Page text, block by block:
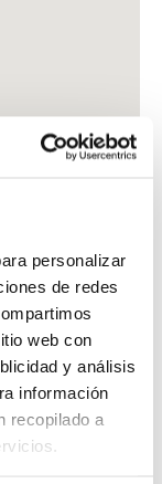
personalizar
de redes
web con
y análisis
información
recopilado a